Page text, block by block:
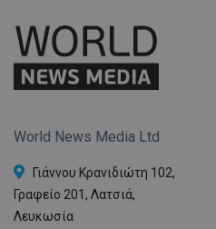
World News Media Ltd
Γιάννου Κρανιδιώτη 102,
Γραφείο 201, Λατσιά,
Λευκωσία